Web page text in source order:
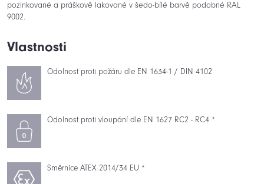
pozinkované a práškově lakované v šedo-bílé barvě podobné RAL
9002.
Vlastnosti
Odolnost proti požáru dle EN 1634-1 / DIN 4102
Odolnost proti vloupání dle EN 1627 RC2 - RC4 *
Směrnice ATEX 2014/34 EU *